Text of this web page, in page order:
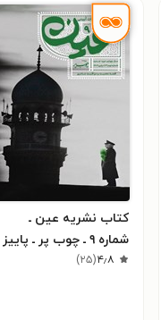
کتاب نشریه عین ـ
شماره ۹ ـ چوب پر ـ پاییز
۱۴۰۴۴٫۸(۲۵)